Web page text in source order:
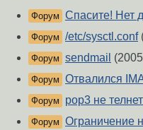
Форум Спасите! Нет
Форум /etc/sysctl.conf
Форум sendmail
Форум Отвалился
Форум pop3 не
Форум Ограничение